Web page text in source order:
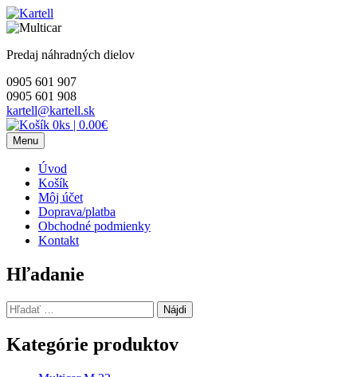
Skip
to
Predaj náhradných dielov
0905 601 907
0905 601 908
kartell@kartell.sk
0ks | 0.00€
Menu
Úvod
Košík
Môj účet
Doprava/platba
Obchodné podmienky
Kontakt
Hľadanie
Hľadať:
Kategórie produktov